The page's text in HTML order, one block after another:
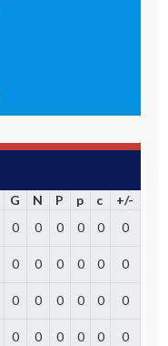
G N P p c
+/-
0 0 0 0 0 0
0 0 0 0 0 0
0 0 0 0 0 0
0 0 0 0 0 0